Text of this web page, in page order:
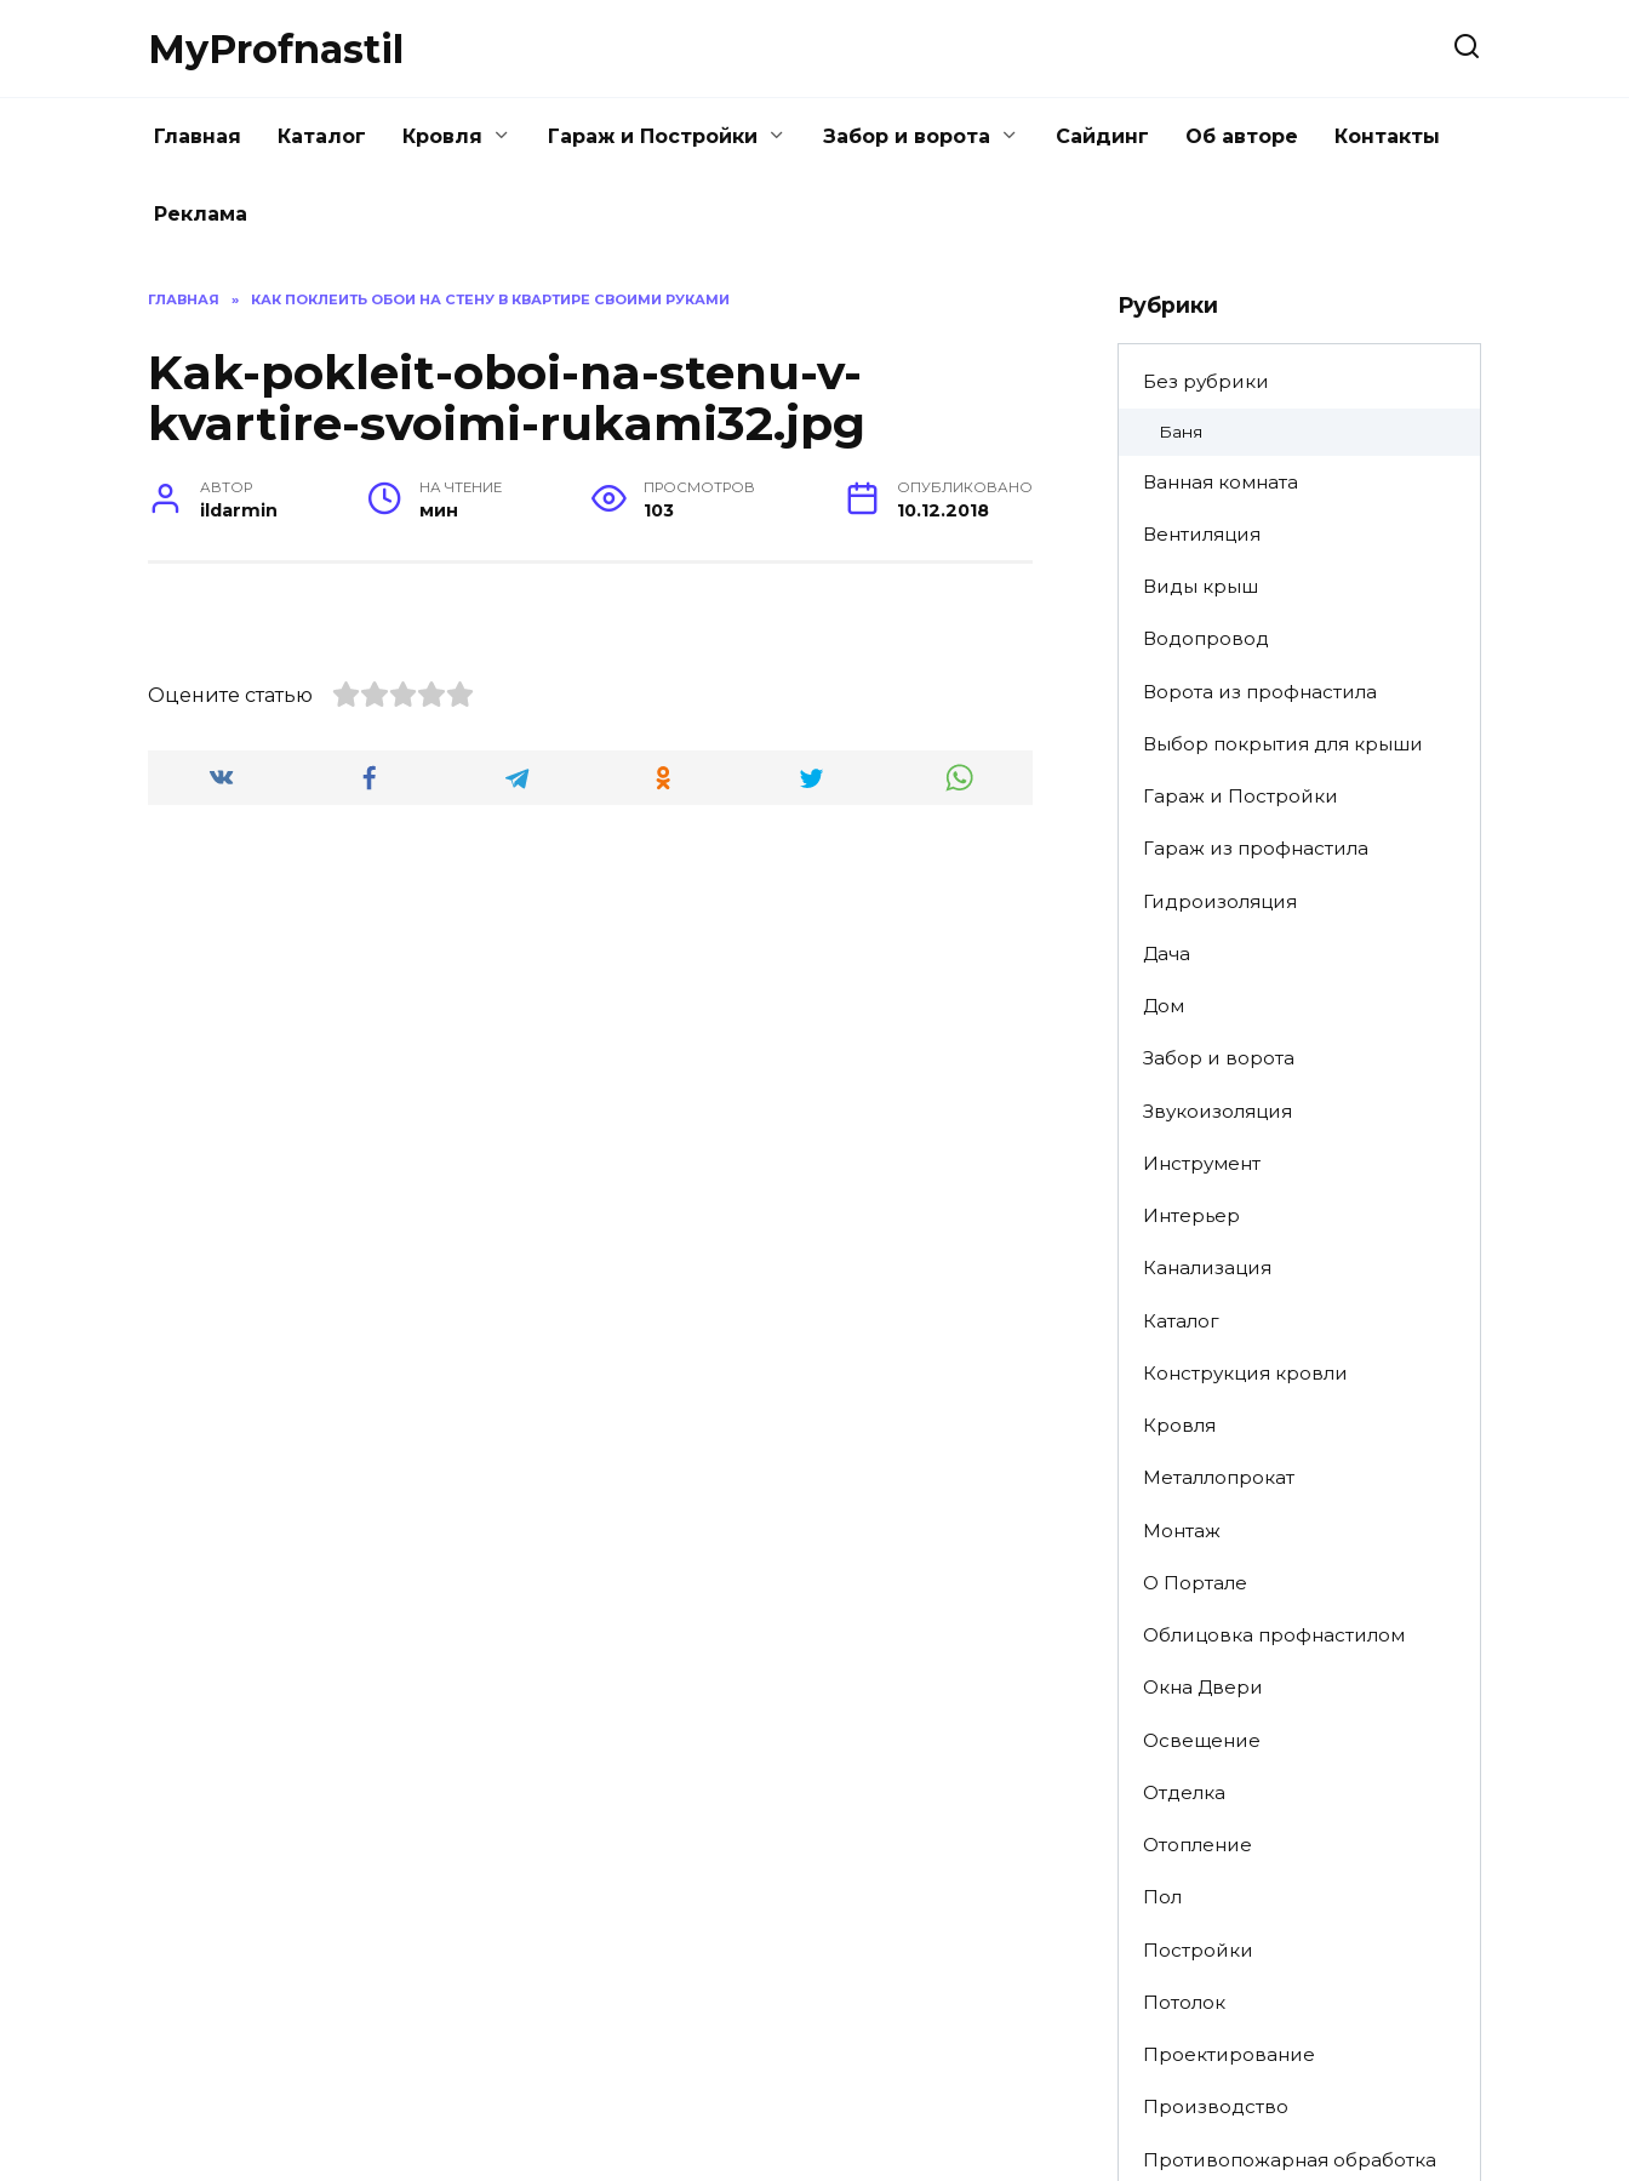
MyProfnastil
Главная Каталог Кровля Гараж и Постройки Забор и ворота Сайдинг Об авторе Контакты
Реклама
ГЛАВНАЯ » КАК ПОКЛЕИТЬ ОБОИ НА СТЕНУ В КВАРТИРЕ СВОИМИ РУКАМИ
Kak-pokleit-oboi-na-stenu-v-
kvartire-svoimi-rukami32.jpg
АВТОР
ildarmin
НА ЧТЕНИЕ
мин
ПРОСМОТРОВ
103
ОПУБЛИКОВАНО
10.12.2018
Оцените статью
Рубрики
Без рубрики
Баня
Ванная комната
Вентиляция
Виды крыш
Водопровод
Ворота из профнастила
Выбор покрытия для крыши
Гараж и Постройки
Гараж из профнастила
Гидроизоляция
Дача
Дом
Забор и ворота
Звукоизоляция
Инструмент
Интерьер
Канализация
Каталог
Конструкция кровли
Кровля
Металлопрокат
Монтаж
О Портале
Облицовка профнастилом
Окна Двери
Освещение
Отделка
Отопление
Пол
Постройки
Потолок
Проектирование
Производство
Противопожарная обработка